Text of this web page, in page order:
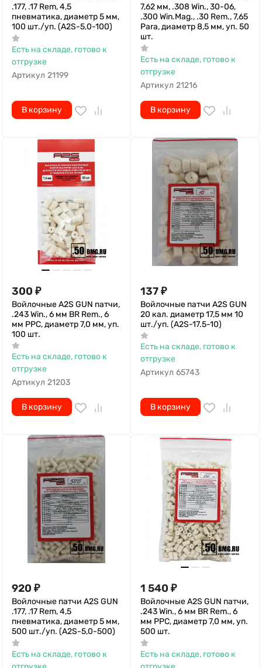
.177, .17 Rem, 4,5
пневматика, диаметр 5 мм,
100 шт./уп. (A2S-5,0-100)
Есть на складе, готово к
отгрузке
Артикул 21199
В корзину
7,62 мм, .308 Win., 30-06,
.300 Win.Mag., .30 Rem., 7,65
Para, диаметр 8,5 мм, уп. 50
шт.
Есть на складе, готово к
отгрузке
Артикул 21216
В корзину
300 ₽
Войлочные A2S GUN патчи,
.243 Win., 6 мм BR Rem., 6
мм PPC, диаметр 7,0 мм, уп.
100 шт.
Есть на складе, готово к
отгрузке
Артикул 21203
В корзину
137₽
Войлочные патчи A2S GUN
20 кал. диаметр 17,5 мм 10
шт./уп. (A2S-17.5-10)
Есть на складе, готово к
отгрузке
Артикул 65743
В корзину
920 ₽
Войлочные патчи A2S GUN
.177, .17 Rem, 4,5
пневматика, диаметр 5 мм,
500 шт./уп. (A2S-5,0-500)
Есть на складе, готово к
1 540 ₽
Войлочные A2S GUN патчи,
.243 Win., 6 мм BR Rem., 6
мм PPC, диаметр 7,0 мм, уп.
500 шт.
Есть на складе, готово к